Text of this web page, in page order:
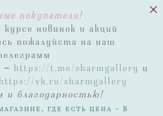
покупатели!
новинок и акций
пожалуйста на наш
- https://t.me/sharmgallery и
https://vk.ru/sharmgallery
и благодарностью!
где есть цена - В